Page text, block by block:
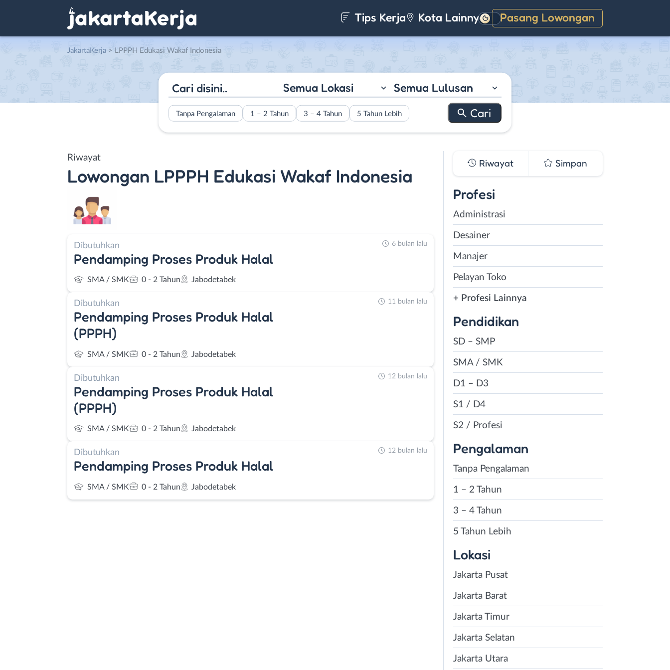
Tips Kerja Kota Lainnya Pasang Lowongan
Gelap
JakartaKerja > LPPPH Edukasi Wakaf Indonesia
Semua Lokasi Semua Lulusan
Tanpa Pengalaman 1 – 2 Tahun 3 – 4 Tahun 5 Tahun Lebih
Riwayat
Lowongan LPPPH Edukasi Wakaf Indonesia
Dibutuhkan
Pendamping Proses Produk Halal
SMA / SMK 0 - 2 Tahun Jabodetabek
6 bulan lalu
Dibutuhkan
Pendamping Proses Produk Halal
(PPPH)
SMA / SMK 0 - 2 Tahun Jabodetabek
11 bulan lalu
Dibutuhkan
Pendamping Proses Produk Halal
(PPPH)
SMA / SMK 0 - 2 Tahun Jabodetabek
12 bulan lalu
Dibutuhkan
Pendamping Proses Produk Halal
SMA / SMK 0 - 2 Tahun Jabodetabek
12 bulan lalu
Riwayat Simpan
Profesi
Administrasi
Desainer
Manajer
Pelayan Toko
+ Profesi Lainnya
Pendidikan
SD – SMP
SMA / SMK
D1 – D3
S1 / D4
S2 / Profesi
Pengalaman
Tanpa Pengalaman
1 – 2 Tahun
3 – 4 Tahun
5 Tahun Lebih
Lokasi
Jakarta Pusat
Jakarta Barat
Jakarta Timur
Jakarta Selatan
Jakarta Utara